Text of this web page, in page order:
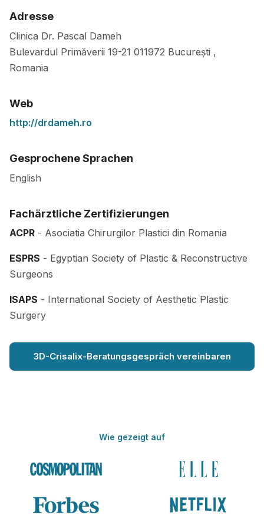
Adresse
Clinica Dr. Pascal Dameh
Bulevardul Primăverii 19-21 011972 București ,
Romania
Web
http://drdameh.ro
Gesprochene Sprachen
English
Fachärztliche Zertifizierungen
ACPR - Asociatia Chirurgilor Plastici din Romania
ESPRS - Egyptian Society of Plastic & Reconstructive
Surgeons
ISAPS - International Society of Aesthetic Plastic
Surgery
3D-Crisalix-Beratungsgespräch vereinbaren
Wie gezeigt auf